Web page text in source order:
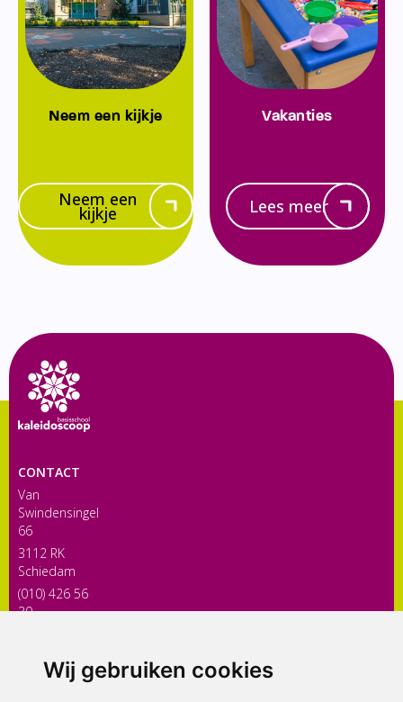
Wij gebruiken cookies
Neem een kijkje
Neem een
kijkje
Vakanties
Lees meer
CONTACT
Van
Swindensingel
66
3112 RK
Schiedam
(010) 426 56
30
ONDERDEEL VAN